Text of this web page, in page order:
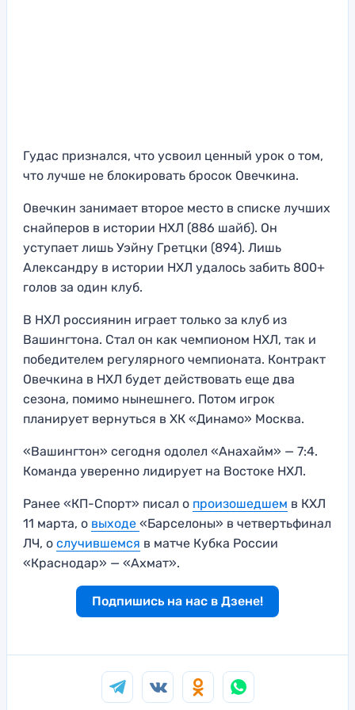
Гудас признался, что усвоил ценный урок о том,
что лучше не блокировать бросок Овечкина.
Овечкин занимает второе место в списке лучших
снайперов в истории НХЛ (886 шайб). Он
уступает лишь Уэйну Гретцки (894). Лишь
Александру в истории НХЛ удалось забить 800+
голов за один клуб.
В НХЛ россиянин играет только за клуб из
Вашингтона. Стал он как чемпионом НХЛ, так и
победителем регулярного чемпионата. Контракт
Овечкина в НХЛ будет действовать еще два
сезона, помимо нынешнего. Потом игрок
планирует вернуться в ХК «Динамо» Москва.
«Вашингтон» сегодня одолел «Анахайм» — 7:4.
Команда уверенно лидирует на Востоке НХЛ.
Ранее «КП-Спорт» писал о произошедшем в КХЛ
11 марта, о выходе «Барселоны» в четвертьфинал
ЛЧ, о случившемся в матче Кубка России
«Краснодар» — «Ахмат».
Подпишись на нас в Дзене!